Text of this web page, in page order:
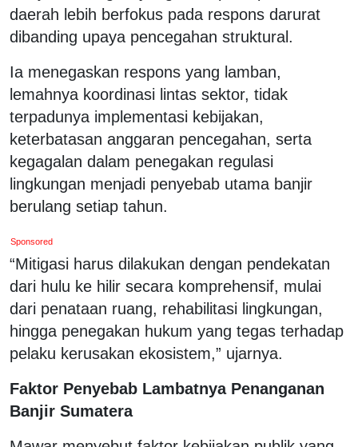
daerah lebih berfokus pada respons darurat
dibanding upaya pencegahan struktural.
Ia menegaskan respons yang lamban,
lemahnya koordinasi lintas sektor, tidak
terpadunya implementasi kebijakan,
keterbatasan anggaran pencegahan, serta
kegagalan dalam penegakan regulasi
lingkungan menjadi penyebab utama banjir
berulang setiap tahun.
Sponsored
“Mitigasi harus dilakukan dengan pendekatan
dari hulu ke hilir secara komprehensif, mulai
dari penataan ruang, rehabilitasi lingkungan,
hingga penegakan hukum yang tegas terhadap
pelaku kerusakan ekosistem,” ujarnya.
Faktor Penyebab Lambatnya Penanganan
Banjir Sumatera